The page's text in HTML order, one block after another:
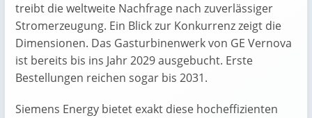
treibt die weltweite Nachfrage nach zuverlässiger
Stromerzeugung. Ein Blick zur Konkurrenz zeigt die
Dimensionen. Das Gasturbinenwerk von GE Vernova
ist bereits bis ins Jahr 2029 ausgebucht. Erste
Bestellungen reichen sogar bis 2031.
Siemens Energy bietet exakt diese hocheffizienten